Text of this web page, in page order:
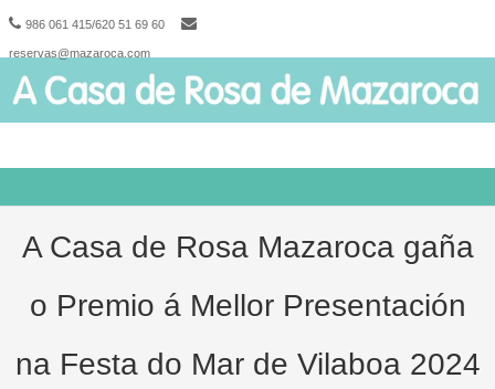
986 061 415/620 51 69 60
reservas@mazaroca.com
A Casa de Rosa Mazaroca gaña
o Premio á Mellor Presentación
na Festa do Mar de Vilaboa 2024